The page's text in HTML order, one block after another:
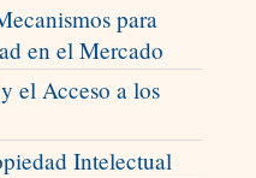
para
en el Mercado
el Acceso a los
Intelectual